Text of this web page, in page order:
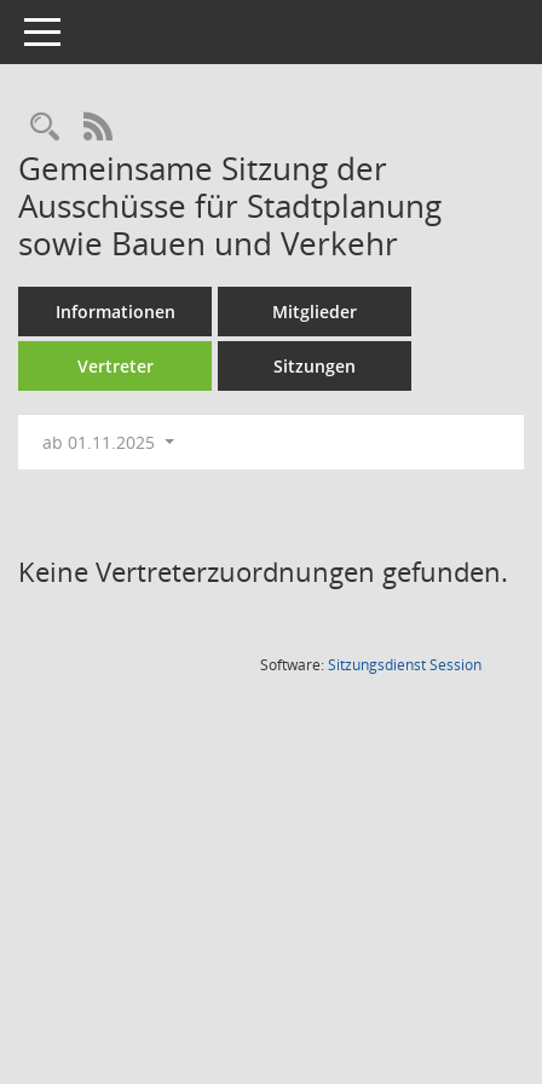
Toggle navigation
Rechercheauswahl
RSS-Feed
Gemeinsame Sitzung der
Ausschüsse für Stadtplanung
sowie Bauen und Verkehr
Informationen Mitglieder
Vertreter Sitzungen
ab 01.11.2025
Keine Vertreterzuordnungen gefunden.
Software:SitzungsdienstSession(Wird in